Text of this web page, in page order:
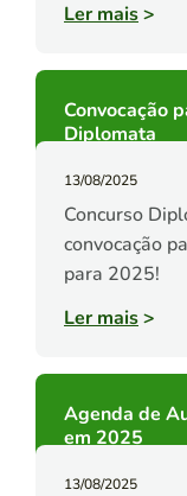
Ler mais>
Convocação
Diplomata
13/08/2025
Concurso
convocação
para 2025!
Ler mais>
Agenda de
em 2025
13/08/2025